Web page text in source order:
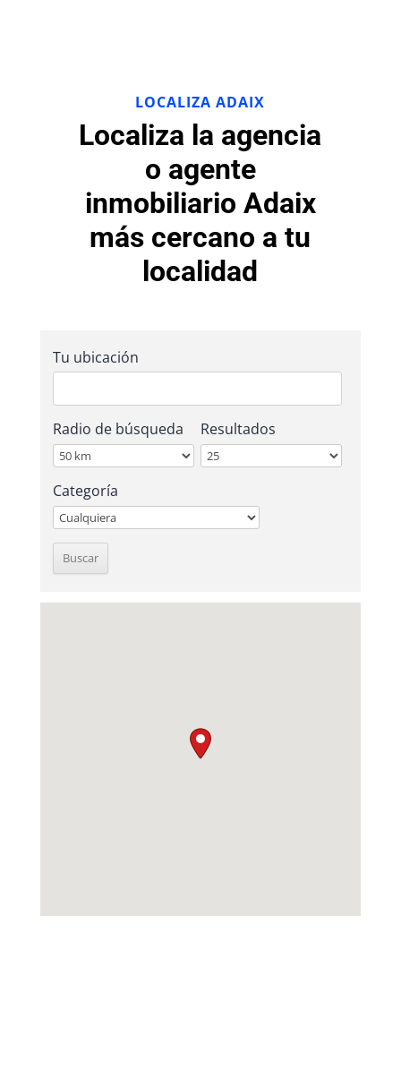
LOCALIZA ADAIX
Localiza la agencia
o agente
inmobiliario Adaix
más cercano a tu
localidad
Tu ubicación
Radio de búsqueda Resultados
Categoría